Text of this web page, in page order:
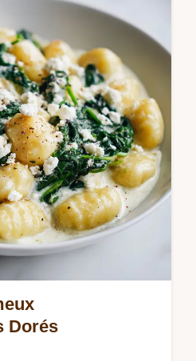
à la toscane aux
séchées inclut un guide
en 40 minutes.
Dorés